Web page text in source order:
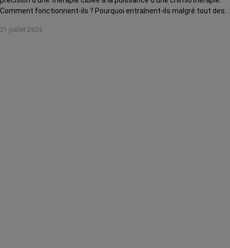
Comment fonctionnent-ils ? Pourquoi entraînent-ils malgré tout des
On vous explique tout.
21 juillet 2026